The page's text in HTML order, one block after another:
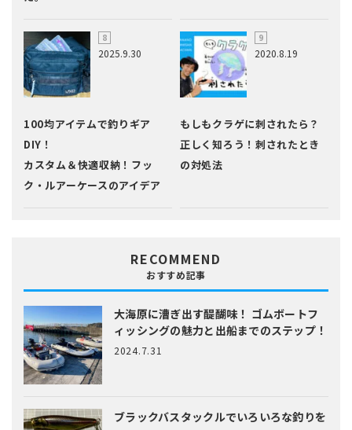
2025.9.30
100均アイテムで釣りギア
DIY！
カスタム＆快適収納！フッ
ク・ルアーケースのアイデア
2020.8.19
もしもクラゲに刺されたら？
正しく知ろう！刺されたとき
の対処法
RECOMMEND
おすすめ記事
大海原に漕ぎ出す醍醐味！ ゴムボートフ
ィッシングの魅力と出船までのステップ！
2024.7.31
ブラックバスタックルでいろいろな釣りを